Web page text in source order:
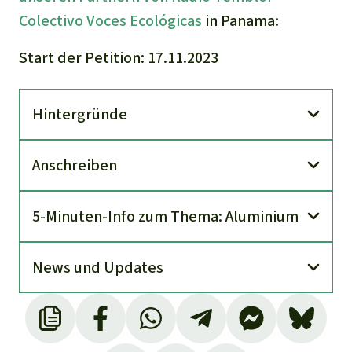
Colectivo Voces Ecológicas in Panama:
Start der Petition: 17.11.2023
Hinter­gründe
An­schreiben
5-Minuten-Info zum Thema: Aluminium
News und Updates
Tagesschau.de 2023. Panama - Proteste
gegen umstrittenes Bergbaugesetz: